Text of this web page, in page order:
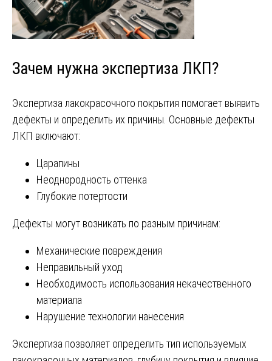
Зачем нужна экспертиза ЛКП?
Экспертиза лакокрасочного покрытия помогает выявить
дефекты и определить их причины. Основные дефекты
ЛКП включают:
Царапины
Неоднородность оттенка
Глубокие потертости
Дефекты могут возникать по разным причинам:
Механические повреждения
Неправильный уход
Необходимость использования некачественного
материала
Нарушение технологии нанесения
Экспертиза позволяет определить тип используемых